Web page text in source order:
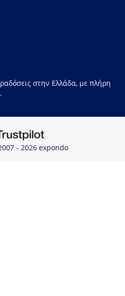
στην Ελλάδα, με πλήρη
- 2026 expondo